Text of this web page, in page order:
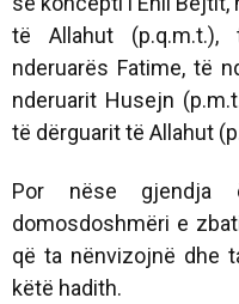
të Allahut
nderuarës Fatime, të
nderuarit Husejn
të dërguarit të Allahut
Por nëse gjendja
domosdoshmëri e
që ta nënvizojnë dhe
këtë hadith.